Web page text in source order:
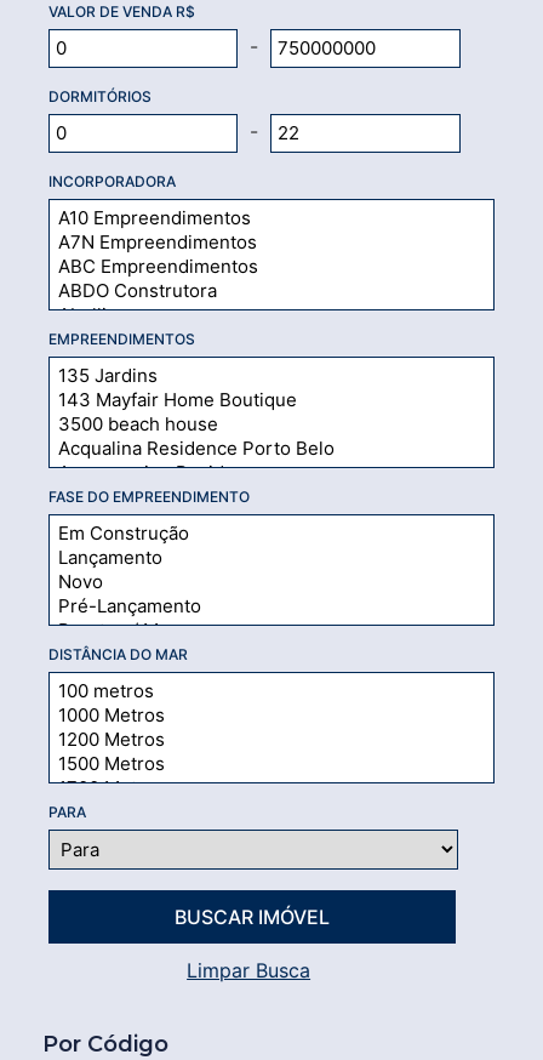
VALOR DE VENDA R$
-
DORMITÓRIOS
-
INCORPORADORA
EMPREENDIMENTOS
FASE DO EMPREENDIMENTO
DISTÂNCIA DO MAR
PARA
Limpar Busca
Por Código